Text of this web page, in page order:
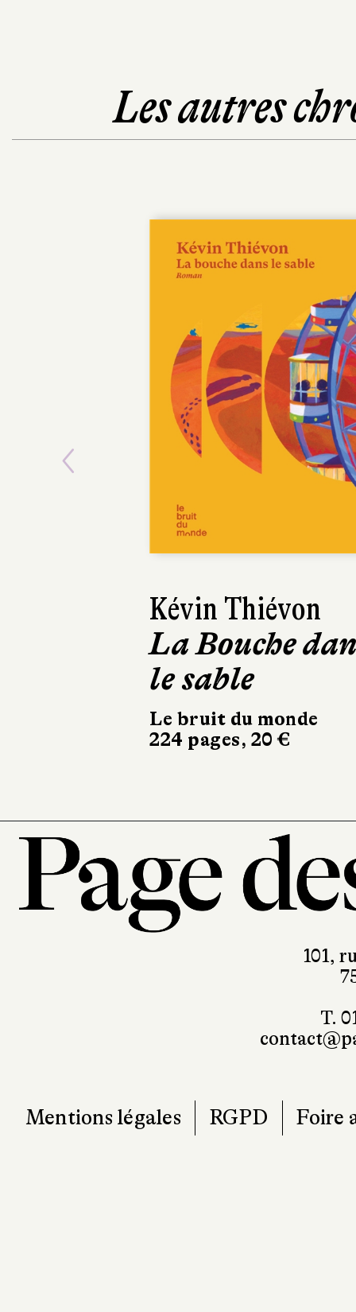
Les autres
Kévin Thiévon
La Bouche
le sable
Le bruit du monde
224 pages, 20 €
Previous
101,
T.
Mentions légales RGPD Foire